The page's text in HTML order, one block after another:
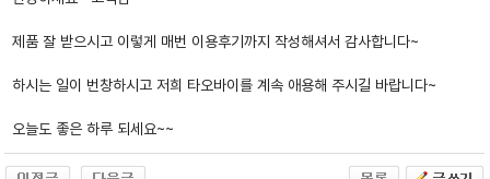
제품 잘 받으시고 이렇게 매번 이용후기까지 작성해셔서 감사합니다~
하시는 일이 번창하시고 저희 타오바이를 계속 애용해 주시길 바랍니다~
오늘도 좋은 하루 되세요~~